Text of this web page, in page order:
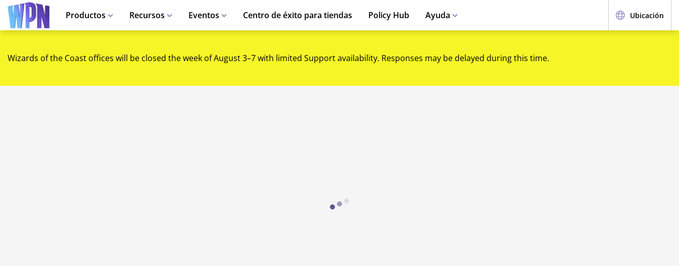
Productos Recursos Eventos Centro de éxito para tiendas Policy Hub Ayuda Ubicación
Wizards of the Coast offices will be closed the week of August 3–7 with limited Support availability. Responses may be delayed during this time.
Loading...